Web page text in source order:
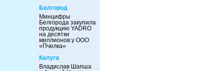
Белгород
Минцифры
Белгорода закупила
продукцию YADRO
на десятки
миллионов у ООО
«Пчелка»
Калуга
Владислав Шапша